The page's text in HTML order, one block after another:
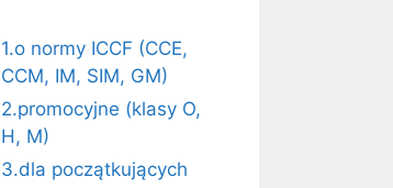
1.o normy ICCF (CCE,
CCM, IM, SIM, GM)
2.promocyjne (klasy O,
H, M)
3.dla początkujących